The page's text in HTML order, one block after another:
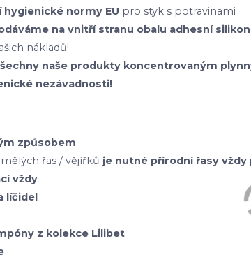
normy EU pro styk s potravinami
na vnitří stranu obalu adhesní
nákladů!
naše produkty koncentrovaným
nezávadnosti!
způsobem
řas / vějířků je nutné přírodní řasy
vždy
líčidel
z kolekce Lilibet